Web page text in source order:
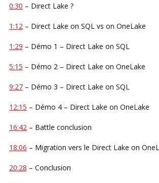
0:30 – Direct Lake ?
1:12 – Direct Lake on SQL vs on OneLake
1:29 – Démo 1 – Direct Lake on SQL
5:15 – Démo 2 – Direct Lake on OneLake
9:27 – Démo 3 – Direct Lake on SQL
12:15 – Démo 4 – Direct Lake on OneLake
16:42 – Battle conclusion
18:06 – Migration vers le Direct Lake on
20:28 – Conclusion